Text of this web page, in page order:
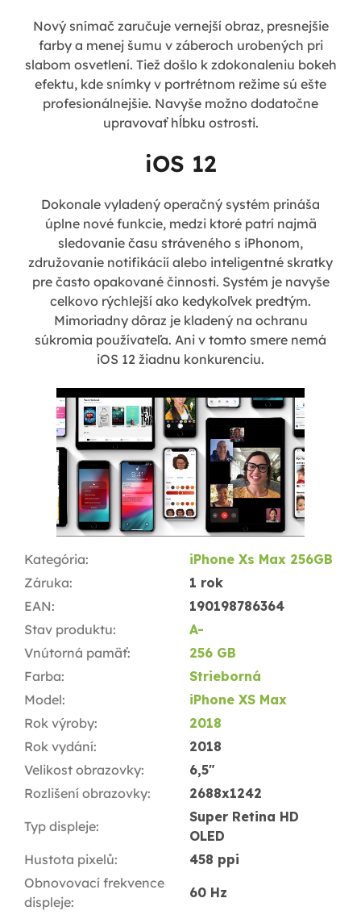
Nový snímač zaručuje vernejší obraz, presnejšie
farby a menej šumu v záberoch urobených pri
slabom osvetlení. Tiež došlo k zdokonaleniu bokeh
efektu, kde snímky v portrétnom režime sú ešte
profesionálnejšie. Navyše možno dodatočne
upravovať hĺbku ostrosti.
iOS 12
Dokonale vyladený operačný systém prináša
úplne nové funkcie, medzi ktoré patrí najmä
sledovanie času stráveného s iPhonom,
združovanie notifikácií alebo inteligentné skratky
pre často opakované činnosti. Systém je navyše
celkovo rýchlejší ako kedykoľvek predtým.
Mimoriadny dôraz je kladený na ochranu
súkromia používateľa. Ani v tomto smere nemá
iOS 12 žiadnu konkurenciu.
Kategória:
iPhone Xs Max 256GB
Záruka:
1 rok
EAN:
190198786364
Stav produktu:
A-
Vnútorná pamäť:
256 GB
Farba:
Strieborná
Model:
iPhone XS Max
Rok výroby:
2018
Rok vydání:
2018
Velikost obrazovky:
6,5"
Rozlišení obrazovky: 2688x1242
Typ displeje:
Super Retina HD
OLED
Hustota pixelů:
458 ppi
Obnovovací frekvence
displeje:
60 Hz